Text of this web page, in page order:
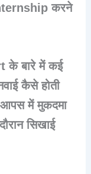
करने
के बारे में कई
कैसे होती
आपस में मुकदमा
सिखाई